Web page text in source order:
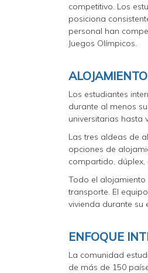
competitivo. Los
posiciona
personal han
Juegos Olímpicos.
Los estudiantes
durante al menos
universitarias hasta
Las tres aldeas de
opciones de
compartido,
Todo el alojamiento
transporte. El
vivienda durante su
ENFOQUE
La comunidad
de más de 150